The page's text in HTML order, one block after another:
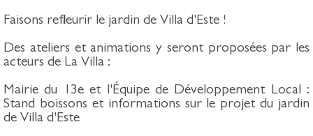
Faisons refleurir le jardin de Villa d'Este !
Des ateliers et animations y seront proposées par les
acteurs de La Villa :
Mairie du 13e et l'Équipe de Développement Local :
Stand boissons et informations sur le projet du jardin
de Villa d'Este